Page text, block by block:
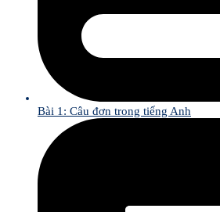
Bài 1: Câu đơn trong tiếng Anh